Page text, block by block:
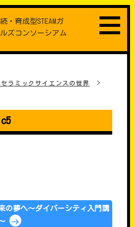
・育成型STEAMガ
ズコンソーシアム
ラミックサイエンスの世界 >
の夢へ～ダイバーシティ入門講